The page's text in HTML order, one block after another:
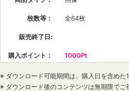
枚数等 ： 全64枚
販売終了日:
購入ポイント ： 1000Pt
※ ダウンロード可能期間は、購入日を含めた
※ ダウンロード後のコンテンツは無期限でご